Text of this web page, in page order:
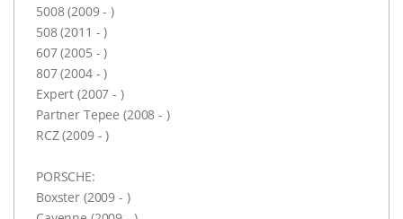
5008 (2009 - )
508 (2011 - )
607 (2005 - )
807 (2004 - )
Expert (2007 - )
Partner Tepee (2008 - )
RCZ (2009 - )
PORSCHE:
Boxster (2009 - )